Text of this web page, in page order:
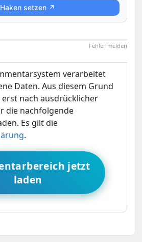
Haken setzen ↗
Fehler melden
verarbeitet
Daten. Aus diesem Grund
nach ausdrücklicher
die nachfolgende
Es gilt die
.
jetzt
laden